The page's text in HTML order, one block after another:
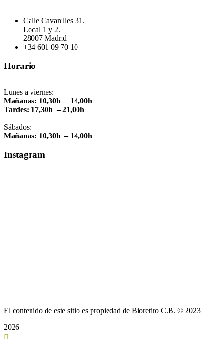
Calle Cavanilles 31.
Local 1 y 2.
28007 Madrid
+34 601 09 70 10
Horario
Lunes a viernes:
Mañanas: 10,30h – 14,00h
Tardes: 17,30h – 21,00h
Sábados:
Mañanas: 10,30h – 14,00h
Instagram
El contenido de este sitio es propiedad de Bioretiro C.B. © 2023
2026